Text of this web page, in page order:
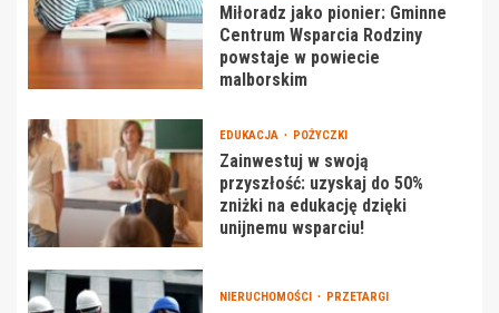
Miłoradz jako pionier: Gminne
Centrum Wsparcia Rodziny
powstaje w powiecie
malborskim
EDUKACJA POŻYCZKI
Zainwestuj w swoją
przyszłość: uzyskaj do 50%
zniżki na edukację dzięki
unijnemu wsparciu!
NIERUCHOMOŚCI PRZETARGI